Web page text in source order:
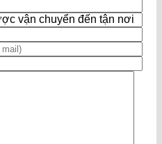
vận chuyển đến tận nơi
tiêu chuẩn phòng sạch.
không SUNSAY
50 lít giúp thương hiệu
ngành sấy